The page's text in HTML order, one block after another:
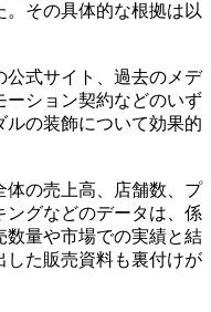
その具体的な根拠は以
公式サイト、過去のメデ
ーション契約などのいず
の装飾について効果的
体の売上高、店舗数、プ
ングなどのデータは、係
数量や市場での実績と結
した販売資料も裏付けが